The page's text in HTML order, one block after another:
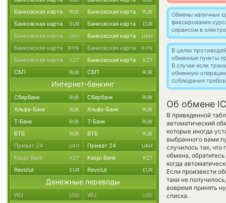
Обмены наличных
фиксирования
сервисом в
В целях
обменные пункты
В случае если
обменную
соблюдения
Об обмене
В приведенной
автоматический
которые иногда
выбранного вами
случилось так,
обмена,
когда
Если произвести
таки не
вовремя принять
списка.
Банковская карта RUB Банковская карта RUB
Банковская карта EUR Банковская карта EUR
Банковская карта UAH Банковская карта UAH
Банковская карта BYN Банковская карта BYN
Банковская карта KZT Банковская карта KZT
СБП RUB СБП RUB
Интернет-банкинг
Сбербанк RUB Сбербанк RUB
Альфа-Банк RUB Альфа-Банк RUB
Т-Банк RUB Т-Банк RUB
ВТБ RUB ВТБ RUB
Приват 24 UAH Приват 24 UAH
Kaspi Bank KZT Kaspi Bank KZT
Revolut EUR Revolut EUR
Денежные переводы
WU USD WU USD